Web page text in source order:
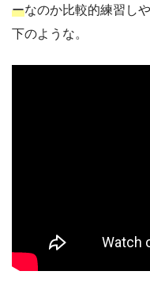
ーなのか比較的練習し
下のような。